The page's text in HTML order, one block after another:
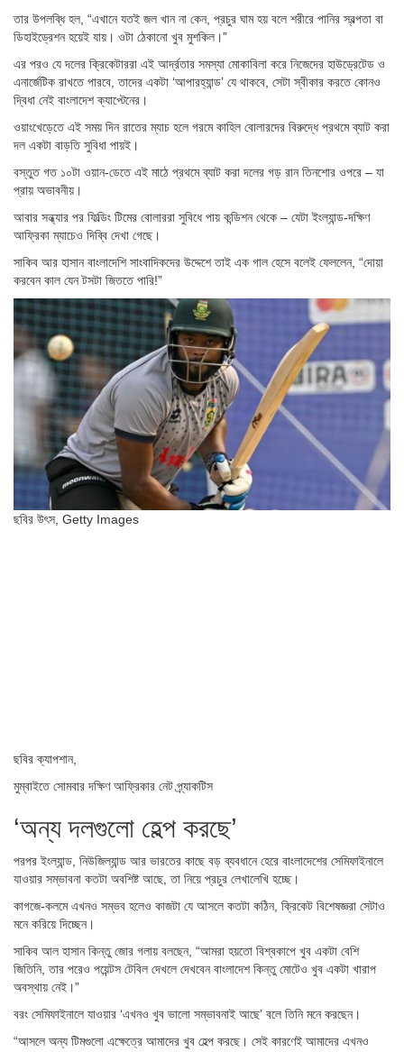
তার উপলব্ধি হল, “এখানে যতই জল খান না কেন, প্রচুর ঘাম হয় বলে শরীরে পানির স্বল্পতা বা
ডিহাইড্রেশন হয়েই যায়। ওটা ঠেকানো খুব মুশকিল।”
এর পরও যে দলের ক্রিকেটাররা এই আর্দ্রতার সমস্যা মোকাবিলা করে নিজেদের হাউড্রেটেড ও
এনার্জেটিক রাখতে পারবে, তাদের একটা ‘আপারহ্যান্ড’ যে থাকবে, সেটা স্বীকার করতে কোনও
দ্বিধা নেই বাংলাদেশ ক্যাপ্টেনের।
ওয়াংখেড়েতে এই সময় দিন রাতের ম্যাচ হলে গরমে কাহিল বোলারদের বিরুদ্ধে প্রথমে ব্যাট করা
দল একটা বাড়তি সুবিধা পায়ই।
বস্তুত গত ১০টা ওয়ান-ডেতে এই মাঠে প্রথমে ব্যাট করা দলের গড় রান তিনশোর ওপরে – যা
প্রায় অভাবনীয়।
আবার সন্ধ্যার পর ফিল্ডিং টিমের বোলাররা সুবিধে পায় কন্ডিশন থেকে – যেটা ইংল্যান্ড-দক্ষিণ
আফ্রিকা ম্যাচেও দিব্বি দেখা গেছে।
সাকিব আর হাসান বাংলাদেশি সাংবাদিকদের উদ্দেশে তাই এক গাল হেসে বলেই ফেললেন, “দোয়া
করবেন কাল যেন টসটা জিততে পারি!”
ছবির উৎস, Getty Images
ছবির ক্যাপশান,
মুম্বাইতে সোমবার দক্ষিণ আফ্রিকার নেট প্র্যাকটিস
‘অন্য দলগুলো হেল্প করছে’
পরপর ইংল্যান্ড, নিউজিল্যান্ড আর ভারতের কাছে বড় ব্যবধানে হেরে বাংলাদেশের সেমিফাইনালে
যাওয়ার সম্ভাবনা কতটা অবশিষ্ট আছে, তা নিয়ে প্রচুর লেখালেখি হচ্ছে।
কাগজে-কলমে এখনও সম্ভব হলেও কাজটা যে আসলে কতটা কঠিন, ক্রিকেট বিশেষজ্ঞরা সেটাও
মনে করিয়ে দিচ্ছেন।
সাকিব আল হাসান কিন্তু জোর গলায় বলছেন, “আমরা হয়তো বিশ্বকাপে খুব একটা বেশি
জিতিনি, তার পরেও পয়েন্টস টেবিল দেখলে দেখবেন বাংলাদেশ কিন্তু মোটেও খুব একটা খারাপ
অবস্থায় নেই।”
বরং সেমিফাইনালে যাওয়ার ‘এখনও খুব ভালো সম্ভাবনাই আছে’ বলে তিনি মনে করছেন।
“আসলে অন্য টিমগুলো এক্ষেত্রে আমাদের খুব হেল্প করছে। সেই কারণেই আমাদের এখনও